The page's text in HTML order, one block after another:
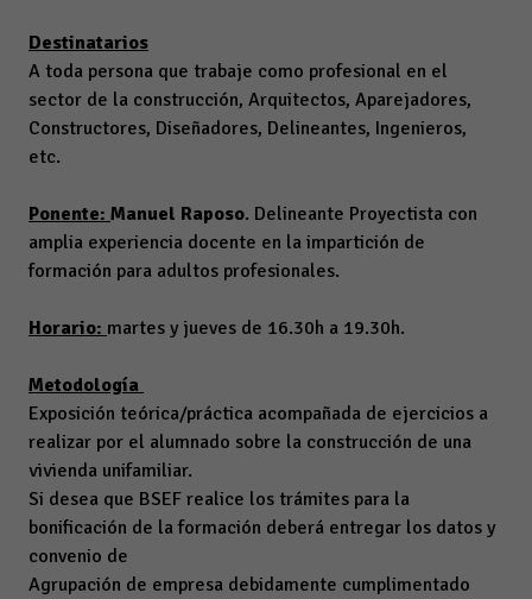
Destinatarios
A toda persona que trabaje como profesional en el
sector de la construcción, Arquitectos, Aparejadores,
Constructores, Diseñadores, Delineantes, Ingenieros,
etc.
Ponente: Manuel Raposo. Delineante Proyectista con
amplia experiencia docente en la impartición de
formación para adultos profesionales.
Horario: martes y jueves de 16.30h a 19.30h.
Metodología
Exposición teórica/práctica acompañada de ejercicios a
realizar por el alumnado sobre la construcción de una
vivienda unifamiliar.
Si desea que BSEF realice los trámites para la
bonificación de la formación deberá entregar los datos y
convenio de
Agrupación de empresa debidamente cumplimentado